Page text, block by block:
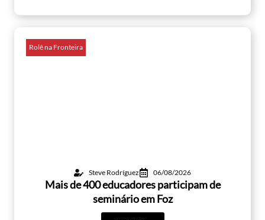
Rolê na Fronteira
Steve Rodríguez 06/08/2026
Mais de 400 educadores participam de
seminário em Foz